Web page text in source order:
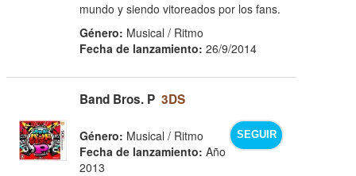
mundo y siendo vitoreados por los fans.
Género: Musical / Ritmo
Fecha de lanzamiento: 26/9/2014
Band Bros. P 3DS
SEGUIR
Género: Musical / Ritmo
Fecha de lanzamiento: Año
2013